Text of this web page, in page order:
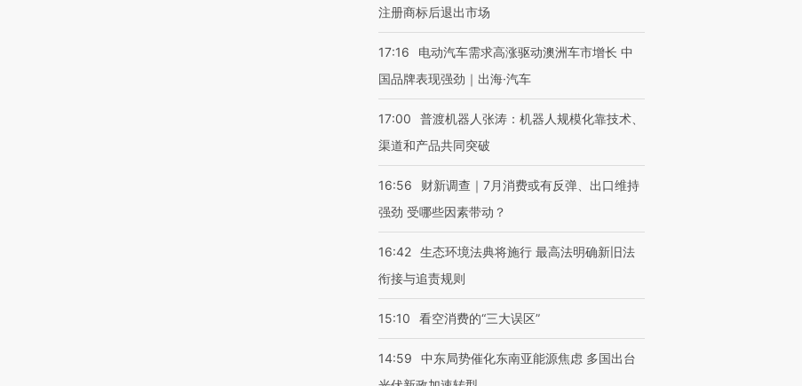
注册商标后退出市场
17:16
电动汽车需求高涨驱动澳洲车市增长 中
国品牌表现强劲｜出海·汽车
17:00
普渡机器人张涛：机器人规模化靠技术、
渠道和产品共同突破
16:56
财新调查｜7月消费或有反弹、出口维持
强劲 受哪些因素带动？
16:42 生态环境法典将施行 最高法明确新旧法
衔接与追责规则
15:10 看空消费的“三大误区”
14:59
中东局势催化东南亚能源焦虑 多国出台